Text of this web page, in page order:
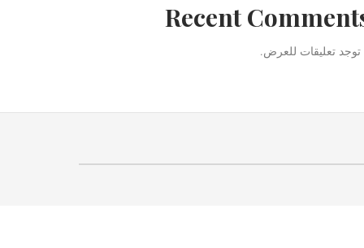
Recent
توجد تعليقات للعرض.